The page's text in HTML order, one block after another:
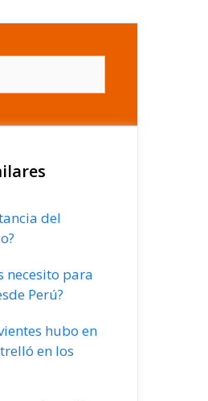
del
necesito para
Perú?
hubo en
en los